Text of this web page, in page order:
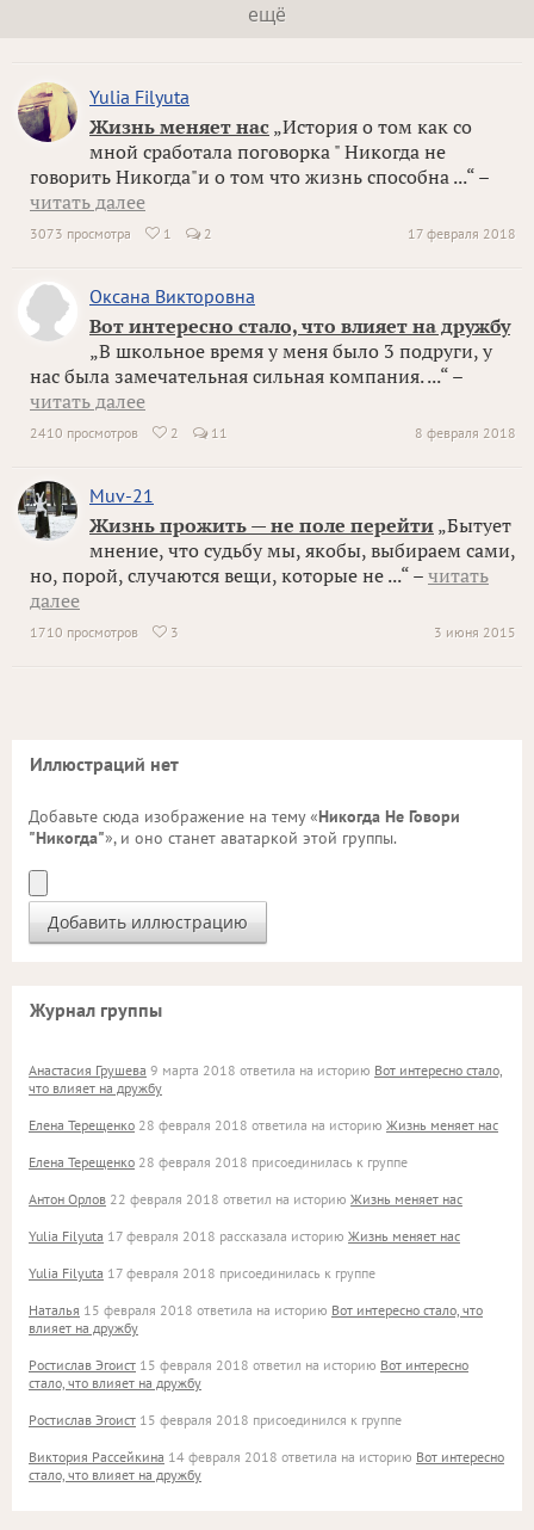
ещё
Yulia Filyuta
Жизнь меняет нас „История о том как со
мной сработала поговорка " Никогда не
говорить Никогда"и о том что жизнь способна ...“ –
читать далее
17 февраля 2018
3073 просмотра  1 2
Оксана Викторовна
Вот интересно стало, что влияет на дружбу
„В школьное время у меня было 3 подруги, у
нас была замечательная сильная компания. ...“ –
читать далее
8 февраля 2018
2410 просмотров  2 11
Muv-21
Жизнь прожить — не поле перейти „Бытует
мнение, что судьбу мы, якобы, выбираем сами,
но, порой, случаются вещи, которые не ...“ – читать
далее
3 июня 2015
1710 просмотров  3
Иллюстраций нет
Добавьте сюда изображение на тему «Никогда Не Говори
"Никогда"», и оно станет аватаркой этой группы.
Журнал группы
Анастасия Грушева 9 марта 2018 ответила на историю Вот интересно стало,
что влияет на дружбу
Елена Терещенко 28 февраля 2018 ответила на историю Жизнь меняет нас
Елена Терещенко 28 февраля 2018 присоединилась к группе
Антон Орлов 22 февраля 2018 ответил на историю Жизнь меняет нас
Yulia Filyuta 17 февраля 2018 рассказала историю Жизнь меняет нас
Yulia Filyuta 17 февраля 2018 присоединилась к группе
Наталья 15 февраля 2018 ответила на историю Вот интересно стало, что
влияет на дружбу
Ростислав Эгоист 15 февраля 2018 ответил на историю Вот интересно
стало, что влияет на дружбу
Ростислав Эгоист 15 февраля 2018 присоединился к группе
Виктория Рассейкина 14 февраля 2018 ответила на историю Вот интересно
стало, что влияет на дружбу